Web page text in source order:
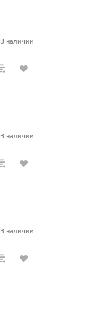
В наличии
В наличии
В наличии